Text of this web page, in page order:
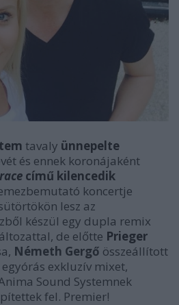
tavaly ünnepelte
és ennek koronájaként
című kilencedik
koncertje
lesz az
készül egy dupla remix
de előtte Prieger
Németh Gergő összeállított
exkluzív mixet,
Sound Systemnek
fel. Premier!